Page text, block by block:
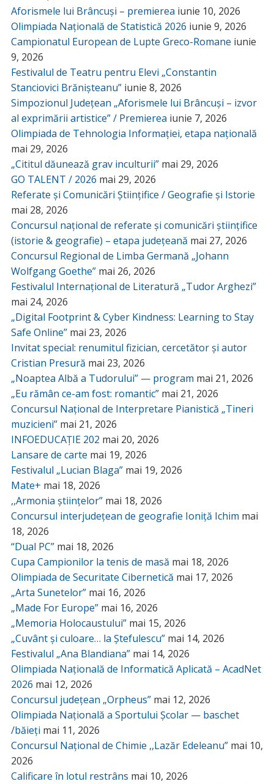
Aforismele lui Brâncuși – premierea iunie 10, 2026
Olimpiada Națională de Statistică 2026 iunie 9, 2026
Campionatul European de Lupte Greco-Romane iunie
9, 2026
Festivalul de Teatru pentru Elevi „Constantin
Stanciovici Brănișteanu” iunie 8, 2026
Simpozionul Județean „Aforismele lui Brâncuși – izvor
al exprimării artistice” / Premierea iunie 7, 2026
Olimpiada de Tehnologia Informației, etapa națională
mai 29, 2026
„Cititul dăunează grav inculturii” mai 29, 2026
GO TALENT / 2026 mai 29, 2026
Referate și Comunicări Științifice / Geografie și Istorie
mai 28, 2026
Concursul național de referate și comunicări științifice
(istorie & geografie) – etapa județeană mai 27, 2026
Concursul Regional de Limba Germană „Johann
Wolfgang Goethe” mai 26, 2026
Festivalul Internațional de Literatură „Tudor Arghezi”
mai 24, 2026
„Digital Footprint & Cyber Kindness: Learning to Stay
Safe Online” mai 23, 2026
Invitat special: renumitul fizician, cercetător și autor
Cristian Presură mai 23, 2026
„Noaptea Albă a Tudorului” — program mai 21, 2026
„Eu rămân ce-am fost: romantic” mai 21, 2026
Concursul Național de Interpretare Pianistică „Tineri
muzicieni” mai 21, 2026
INFOEDUCAȚIE 202 mai 20, 2026
Lansare de carte mai 19, 2026
Festivalul „Lucian Blaga” mai 19, 2026
Mate+ mai 18, 2026
,,Armonia științelor” mai 18, 2026
Concursul interjudețean de geografie Ioniță Ichim mai
18, 2026
“Dual PC” mai 18, 2026
Cupa Campionilor la tenis de masă mai 18, 2026
Olimpiada de Securitate Cibernetică mai 17, 2026
„Arta Sunetelor” mai 16, 2026
„Made For Europe” mai 16, 2026
„Memoria Holocaustului” mai 15, 2026
„Cuvânt și culoare… la Ștefulescu” mai 14, 2026
Festivalul „Ana Blandiana” mai 14, 2026
Olimpiada Națională de Informatică Aplicată – AcadNet
2026 mai 12, 2026
Concursul județean „Orpheus” mai 12, 2026
Olimpiada Națională a Sportului Școlar — baschet
/băieți mai 11, 2026
Concursul Național de Chimie ,,Lazăr Edeleanu” mai 10,
2026
Calificare în lotul restrâns mai 10, 2026